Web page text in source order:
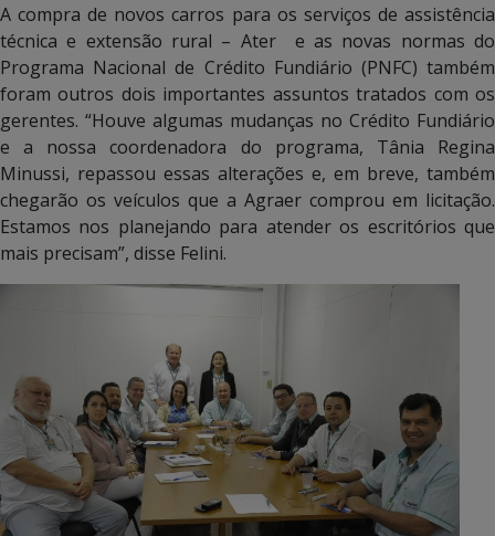
A compra de novos carros para os serviços de assistência
técnica e extensão rural – Ater e as novas normas do
Programa Nacional de Crédito Fundiário (PNFC) também
foram outros dois importantes assuntos tratados com os
gerentes. “Houve algumas mudanças no Crédito Fundiário
e a nossa coordenadora do programa, Tânia Regina
Minussi, repassou essas alterações e, em breve, também
chegarão os veículos que a Agraer comprou em licitação.
Estamos nos planejando para atender os escritórios que
mais precisam”, disse Felini.